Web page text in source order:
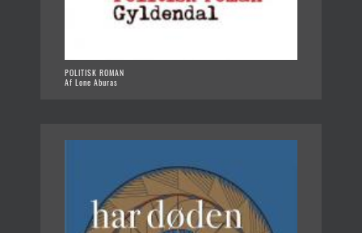
POLITISK ROMAN
Af Lone Aburas